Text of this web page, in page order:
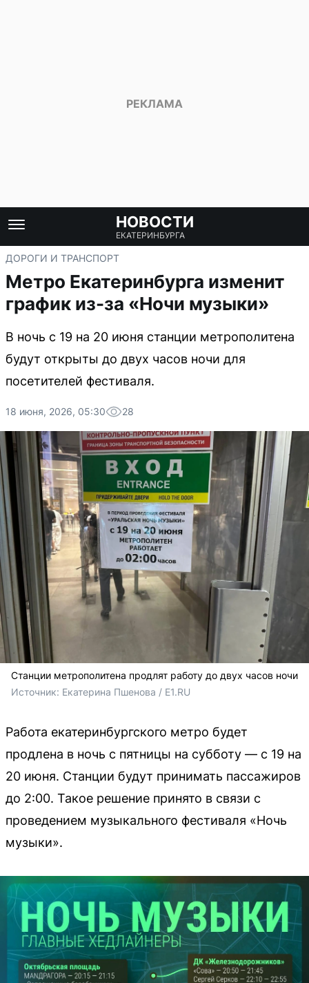
НОВОСТИ
ЕКАТЕРИНБУРГА
ДОРОГИ И ТРАНСПОРТ
Метро Екатеринбурга изменит
график из-за «Ночи музыки»
В ночь с 19 на 20 июня станции метрополитена
будут открыты до двух часов ночи для
посетителей фестиваля.
18 июня, 2026, 05:30 28
Станции метрополитена продлят работу до двух часов ночи
Источник: Екатерина Пшенова / E1.RU
Работа екатеринбургского метро будет
продлена в ночь с пятницы на субботу — с 19 на
20 июня. Станции будут принимать пассажиров
до 2:00. Такое решение принято в связи с
проведением музыкального фестиваля «Ночь
музыки».